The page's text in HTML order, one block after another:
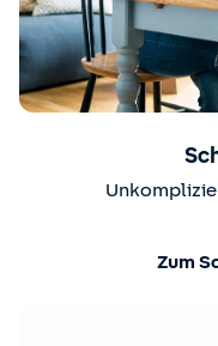
Zum